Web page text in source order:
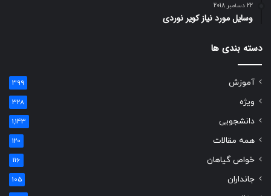
22 دسامبر 2018
وسایل مورد نیاز کویر نوردی
دسته بندی ها
آموزش 399
ویژه 328
دانشجویی 1,143
همه مقالات 120
خواص گیاهان 116
جانداران 105